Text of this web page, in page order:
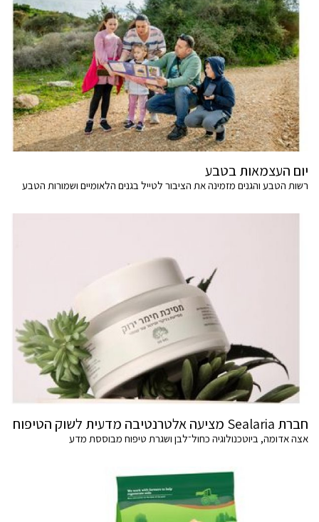
יום העצמאות בטבע
רשות הטבע והגנים מזמינה את הציבור לטייל בגנים הלאומיים ושמורות הטבע
חברת Sealaria מציעה אלטרנטיבה מדעית לשוק הטיפוח
אצה אדומה, ביוטכנולוגיה כחול־לבן ושגרת טיפוח מבוססת מדע